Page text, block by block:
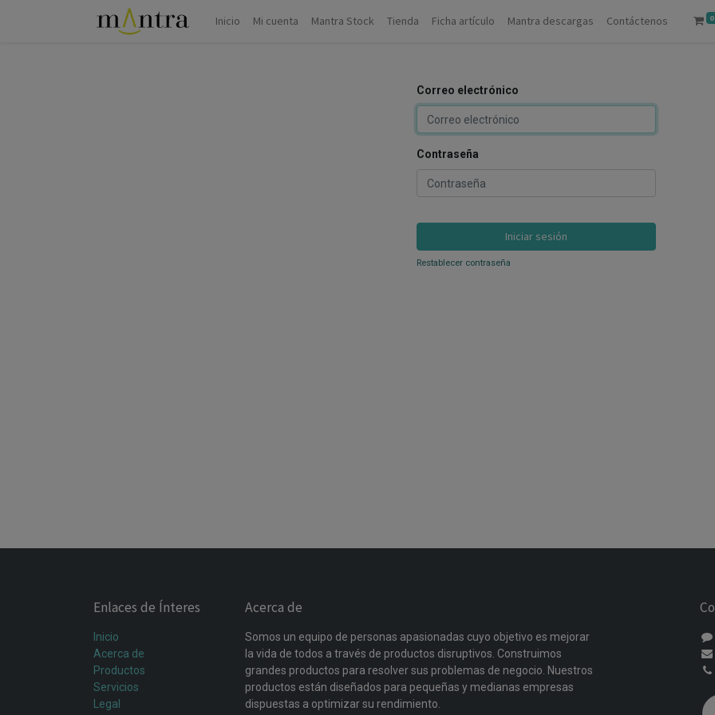
Inicio Mi cuenta Mantra Stock Tienda Ficha artículo Mantra descargas Contáctenos 0
Correo electrónico
Contraseña
Iniciar sesión
Restablecer contraseña
Enlaces de Ínteres
Inicio
Acerca de
Productos
Servicios
Legal
Acerca de
Somos un equipo de personas apasionadas cuyo objetivo es mejorar
la vida de todos a través de productos disruptivos. Construimos
grandes productos para resolver sus problemas de negocio. Nuestros
productos están diseñados para pequeñas y medianas empresas
dispuestas a optimizar su rendimiento.